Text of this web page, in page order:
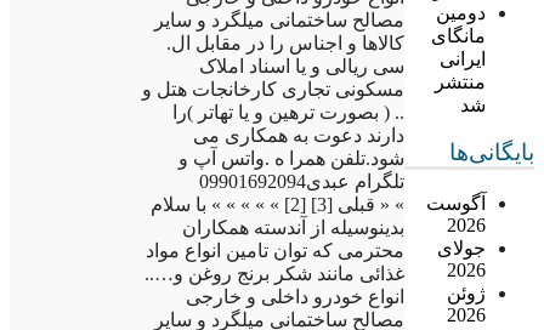
دومین
مانگای
ایرانی
منتشر
شد
بایگانی‌ها
آگوست
2026
جولای
2026
ژوئن
2026
مصالح ساختمانی میلگرد و سایر
کالاها و اجناس را در مقابل ال.
سی ریالی و یا اسناد املاک
مسکونی تجاری کارخانجات هتل و
.. ( بصورت ترهین و یا تهاتر )را
دارند دعوت به همکاری می
شود.تلفن همرا ه .واتس آپ و
تلگرام عبدی09901692094
» « قبلی [3] [2] » » » » » با سلام
بدینوسیله از آندسته همکاران
محترمی که توان تامین انواع مواد
غذائی مانند شکر برنج روغن و…..
انواع خودرو داخلی و خارجی
مصالح ساختمانی میلگرد و سایر